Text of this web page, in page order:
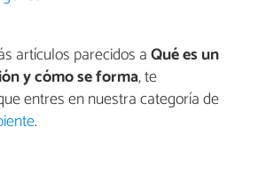
artículos parecidos aQué es un
y cómo se forma, te
entres en nuestra categoría de
.